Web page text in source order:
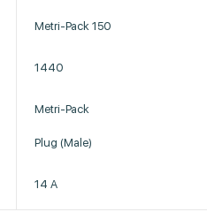
Metri-Pack 150
1440
Metri-Pack
Plug (Male)
14 A